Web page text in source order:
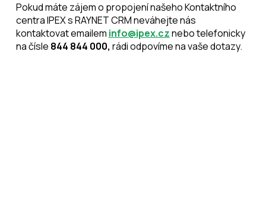
Pokud máte zájem o propojení našeho Kontaktního
centra IPEX s RAYNET CRM neváhejte nás
kontaktovat emailem info@ipex.cznebo telefonicky
na čísle 844 844 000, rádi odpovíme na vaše dotazy.